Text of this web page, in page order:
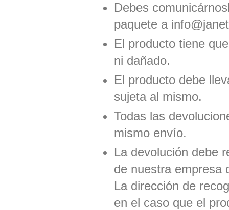
Debes
paquete a
El producto tiene
ni dañado.
El producto debe
sujeta al mismo.
Todas las
mismo envío.
La devolución debe
de nuestra empresa
La dirección de
en el caso que el